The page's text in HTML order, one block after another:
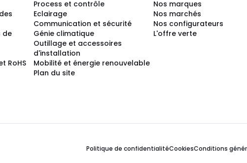
de
RoHS
Process et contrôle
Eclairage
Communication et sécurité
Génie climatique
Outillage et accessoires
d'installation
Mobilité et énergie renouvelable
Plan du site
Nos marques
Nos marchés
Nos configurateurs
L'offre verte
Politique de confidentialitéCookiesConditions